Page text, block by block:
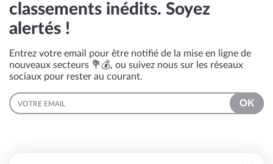
classements inédits. Soyez
alertés !
Entrez votre email pour être notifié de la mise en ligne de
nouveaux secteurs 💐💰, ou suivez nous sur les réseaux
sociaux pour rester au courant.
EMAIL
OK